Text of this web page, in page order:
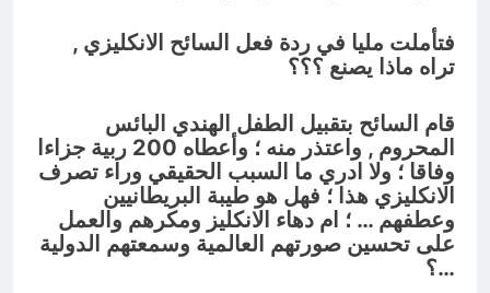
فتأملت مليا في ردة فعل السائح الانكليزي ,
تراه ماذا يصنع ؟؟؟
قام السائح بتقبيل الطفل الهندي البائس
المحروم , واعتذر منه ؛ وأعطاه 200 ربية جزاءا
وفاقا ؛ ولا ادري ما السبب الحقيقي وراء تصرف
الانكليزي هذا ؛ فهل هو طيبة البريطانيين
وعطفهم … ؛ ام دهاء الانكليز ومكرهم والعمل
على تحسين صورتهم العالمية وسمعتهم الدولية
…؟